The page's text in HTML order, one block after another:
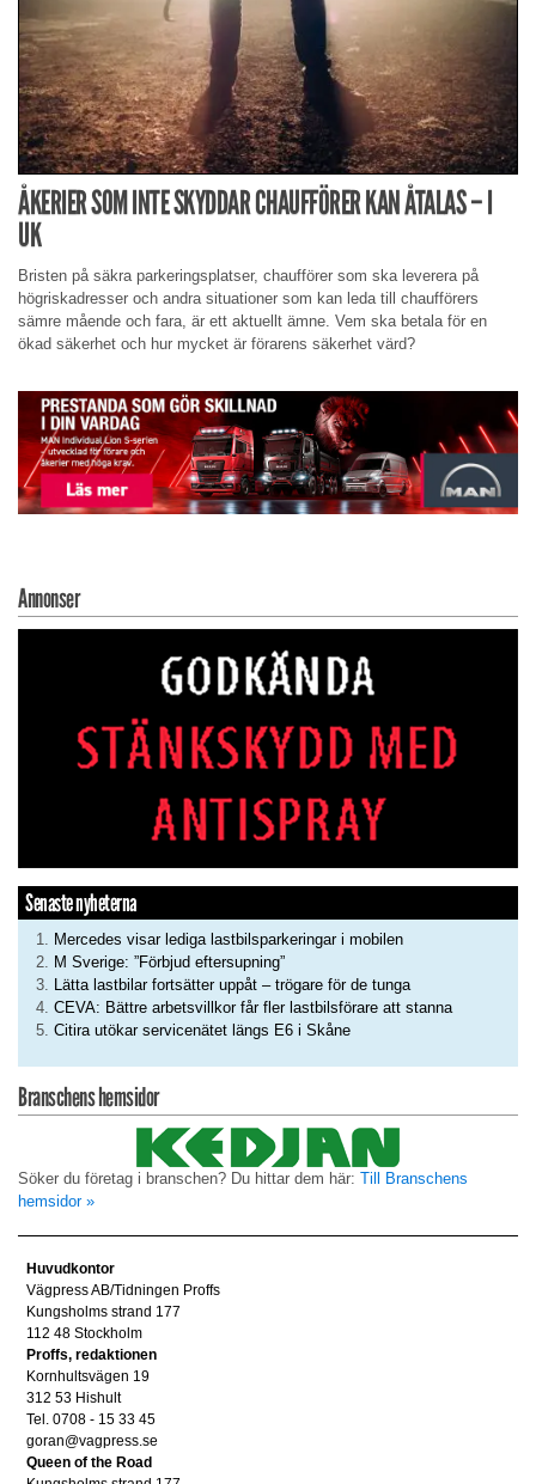
ÅKERIER SOM INTE SKYDDAR CHAUFFÖRER KAN ÅTALAS – I
UK
Bristen på säkra parkeringsplatser, chaufförer som ska leverera på
högriskadresser och andra situationer som kan leda till chaufförers
sämre mående och fara, är ett aktuellt ämne. Vem ska betala för en
ökad säkerhet och hur mycket är förarens säkerhet värd?
Annonser
Senaste nyheterna
Mercedes visar lediga lastbilsparkeringar i mobilen
M Sverige: ”Förbjud eftersupning”
Lätta lastbilar fortsätter uppåt – trögare för de tunga
CEVA: Bättre arbetsvillkor får fler lastbilsförare att stanna
Citira utökar servicenätet längs E6 i Skåne
Branschens hemsidor
Söker du företag i branschen? Du hittar dem här: Till Branschens
hemsidor »
Huvudkontor
Vägpress AB/Tidningen Proffs
Kungsholms strand 177
112 48 Stockholm
Proffs, redaktionen
Kornhultsvägen 19
312 53 Hishult
Tel. 0708 - 15 33 45
goran@vagpress.se
Queen of the Road